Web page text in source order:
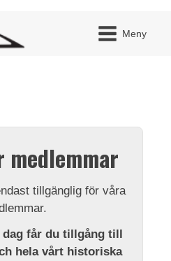
Meny
medlemmar
tillgänglig för våra
dag får du tillgång till
hela vårt historiska